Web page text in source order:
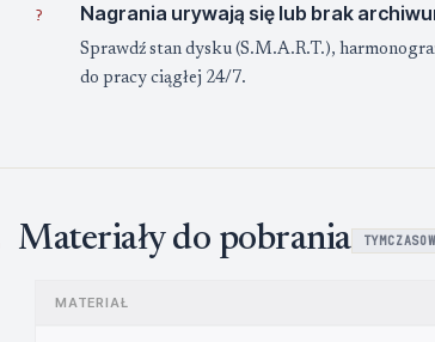
? Nagrania urywają się lub brak
Sprawdź stan dysku (S.M.A.R.T.),
do pracy ciągłej 24/7.
Materiały do pobrania
MATERIAŁ